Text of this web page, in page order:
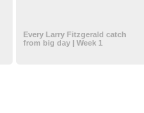
Every Larry Fitzgerald catch
from big day | Week 1